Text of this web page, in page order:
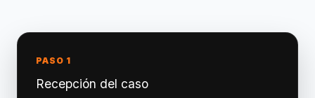
PASO 1
Recepción del caso